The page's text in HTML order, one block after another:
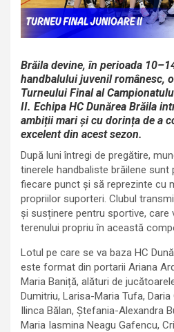
Brăila devine, în perioada
handbalului juvenil românesc,
Turneului Final al
II. Echipa HC Dunărea Brăila
ambiții mari și cu dorința de a
excelent din acest sezon.
După luni întregi de pregătire,
tinerele handbaliste brăilene
fiecare punct și să reprezinte cu
propriilor suporteri. Clubul
și susținere pentru sportive, care
terenului propriu în această
Lotul pe care se va baza HC
este format din portarii Ariana
Maria Baniță, alături de
Dumitriu, Larisa-Maria Tufa, Daria
Ilinca Bălan, Ștefania-Alexandra
Maria Iasmina Neagu Gafencu,